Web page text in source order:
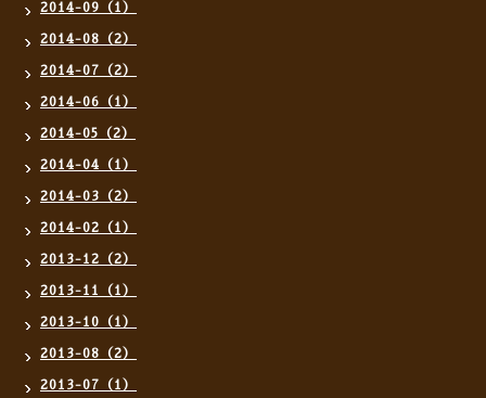
2014-09（1）
2014-08（2）
2014-07（2）
2014-06（1）
2014-05（2）
2014-04（1）
2014-03（2）
2014-02（1）
2013-12（2）
2013-11（1）
2013-10（1）
2013-08（2）
2013-07（1）